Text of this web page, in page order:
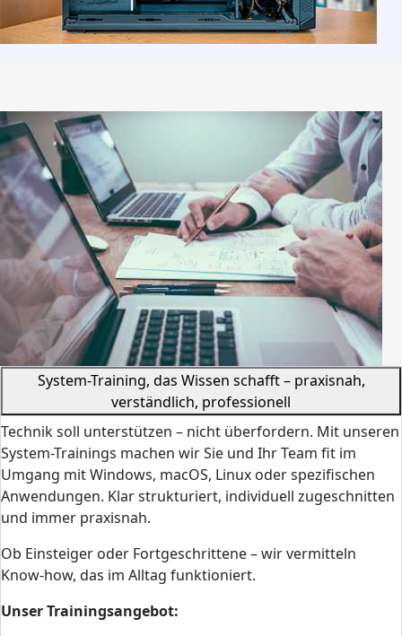
System-Training, das Wissen schafft – praxisnah,
verständlich, professionell
Technik soll unterstützen – nicht überfordern. Mit unseren
System-Trainings machen wir Sie und Ihr Team fit im
Umgang mit Windows, macOS, Linux oder spezifischen
Anwendungen. Klar strukturiert, individuell zugeschnitten
und immer praxisnah.
Ob Einsteiger oder Fortgeschrittene – wir vermitteln
Know-how, das im Alltag funktioniert.
Unser Trainingsangebot: